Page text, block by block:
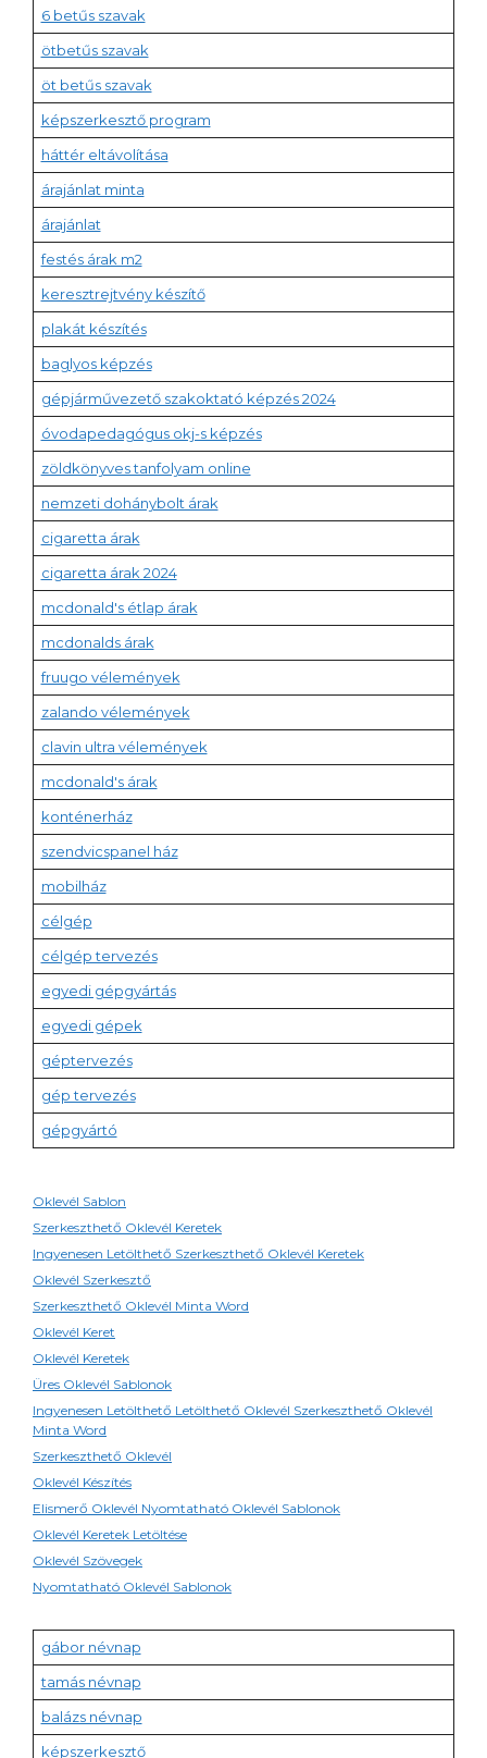
6 betűs szavak
ötbetűs szavak
öt betűs szavak
képszerkesztő program
háttér eltávolítása
árajánlat minta
árajánlat
festés árak m2
keresztrejtvény készítő
plakát készítés
baglyos képzés
gépjárművezető szakoktató képzés 2024
óvodapedagógus okj-s képzés
zöldkönyves tanfolyam online
nemzeti dohánybolt árak
cigaretta árak
cigaretta árak 2024
mcdonald's étlap árak
mcdonalds árak
fruugo vélemények
zalando vélemények
clavin ultra vélemények
mcdonald's árak
konténerház
szendvicspanel ház
mobilház
célgép
célgép tervezés
egyedi gépgyártás
egyedi gépek
géptervezés
gép tervezés
gépgyártó
Oklevél Sablon
Szerkeszthető Oklevél Keretek
Ingyenesen Letölthető Szerkeszthető Oklevél Keretek
Oklevél Szerkesztő
Szerkeszthető Oklevél Minta Word
Oklevél Keret
Oklevél Keretek
Üres Oklevél Sablonok
Ingyenesen Letölthető Letölthető Oklevél Szerkeszthető Oklevél
Minta Word
Szerkeszthető Oklevél
Oklevél Készítés
Elismerő Oklevél Nyomtatható Oklevél Sablonok
Oklevél Keretek Letöltése
Oklevél Szövegek
Nyomtatható Oklevél Sablonok
gábor névnap
tamás névnap
balázs névnap
képszerkesztő